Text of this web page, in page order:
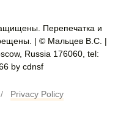
Перепечатка и
| © Мальцев В.С. |
Russia 176060, tel:
by cdnsf
/ Privacy Policy